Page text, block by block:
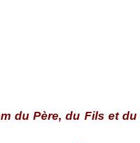
du Père, du Fils et du